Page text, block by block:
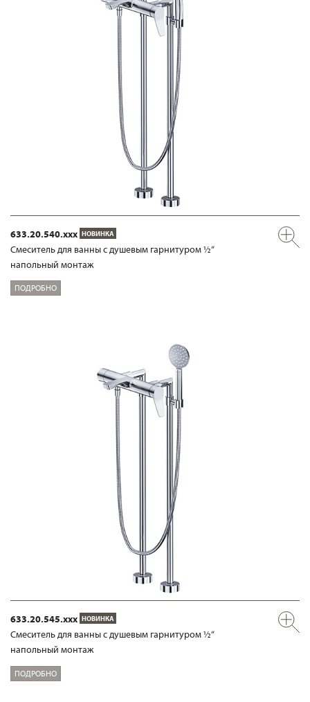
633.20.540.xxx НОВИНКА
Смеситель для ванны с душевым гарнитуром ½“
напольный монтаж
ПОДРОБНО
633.20.545.xxx НОВИНКА
Смеситель для ванны с душевым гарнитуром ½“
напольный монтаж
ПОДРОБНО